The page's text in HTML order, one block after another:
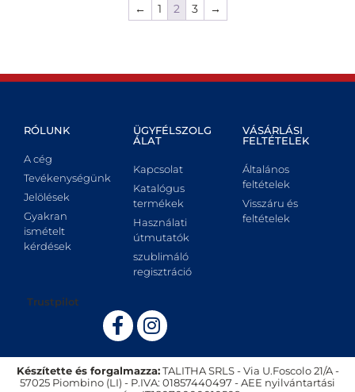
← 1 2 3 →
RÓLUNK
A cég
Tevékenységünk
Jelölések
Gyakran
ismételt
kérdések
ÜGYFÉLSZOLG
ÁLAT
Kapcsolat
Katalógus
termékek
Használati
útmutatók
szublimáló
regisztráció
VÁSÁRLÁSI
FELTÉTELEK
Általános
feltételek
Visszáru és
feltételek
Trustpilot
Készítette és forgalmazza:TALITHA SRLS - Via U.Foscolo 21/A -
57025 Piombino (LI) - P.IVA: 01857440497 - AEE nyilvántartási